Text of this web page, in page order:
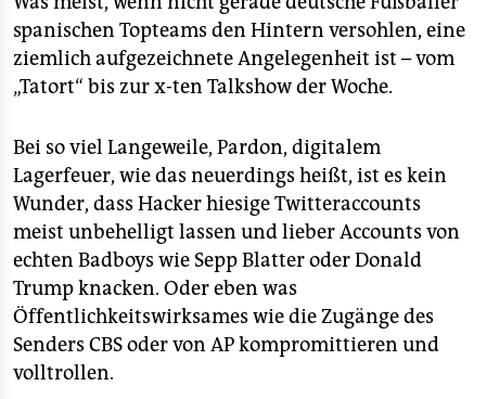
spanischen Topteams den Hintern versohlen, eine
ziemlich aufgezeichnete Angelegenheit ist – vom
„Tatort“ bis zur x-ten Talkshow der Woche.
Bei so viel Langeweile, Pardon, digitalem
Lagerfeuer, wie das neuerdings heißt, ist es kein
Wunder, dass Hacker hiesige Twitteraccounts
meist unbehelligt lassen und lieber Accounts von
echten Badboys wie Sepp Blatter oder Donald
Trump knacken. Oder eben was
Öffentlichkeitswirksames wie die Zugänge des
Senders CBS oder von AP kompromittieren und
volltrollen.